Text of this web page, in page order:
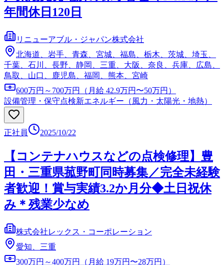
年間休日120日
リニューアブル・ジャパン株式会社
北海道、岩手、青森、宮城、福島、栃木、茨城、埼玉、
千葉、石川、長野、静岡、三重、大阪、奈良、兵庫、広島、
鳥取、山口、鹿児島、福岡、熊本、宮崎
600万円～700万円（月給 42.9万円〜50万円）
設備管理・保守点検新エネルギー（風力・太陽光・地熱）
正社員 2025/10/22
【コンテナハウスなどの点検修理】豊
田・三重県菰野町同時募集／完全未経験
者歓迎！賞与実績3.2か月分◆土日祝休
み＊残業少なめ
株式会社レックス・コーポレーション
愛知、三重
300万円～400万円（月給 19万円〜28万円）